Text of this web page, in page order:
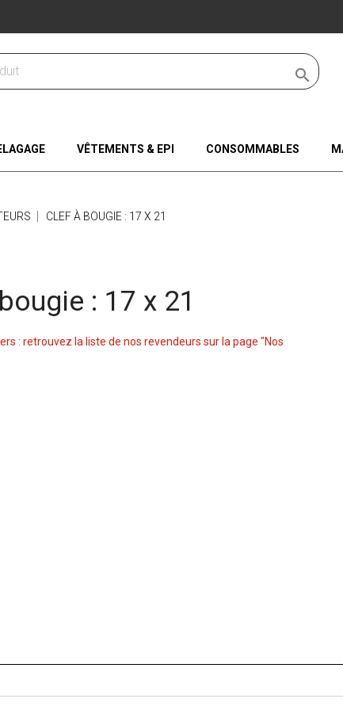

VÊTEMENTS & EPI CONSOMMABLES
CLEF À BOUGIE : 17 X 21
: 17 x 21
: retrouvez la liste de nos revendeurs sur la page "Nos